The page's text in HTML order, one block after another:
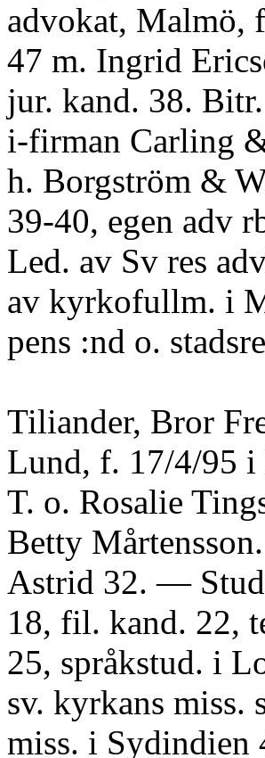
advokat, Malmö,
47 m. Ingrid
jur. kand. 38.
i-firman Carling
h. Borgström &
39-40, egen adv
Led. av Sv res
av kyrkofullm. i
pens :nd o.
Tiliander, Bror
Lund, f. 17/4/95 i
T. o. Rosalie
Betty
Astrid 32. —
18, fil. kand. 22,
25, språkstud. i
sv. kyrkans miss.
miss. i Sydindien